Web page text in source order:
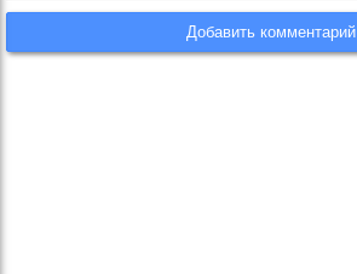
Добавить комментарий